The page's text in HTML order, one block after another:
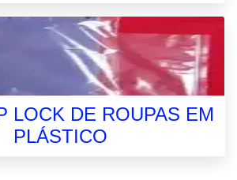
LOCK DE ROUPAS EM
PLÁSTICO